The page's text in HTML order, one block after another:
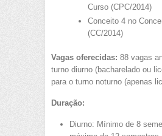
Curso (CPC/2014)
Conceito 4 no
(CC/2014)
Vagas oferecidas: 88 vagas
turno diurno (bacharelado ou
para o turno noturno (apenas
Duração:
Diurno: Mínimo de 8